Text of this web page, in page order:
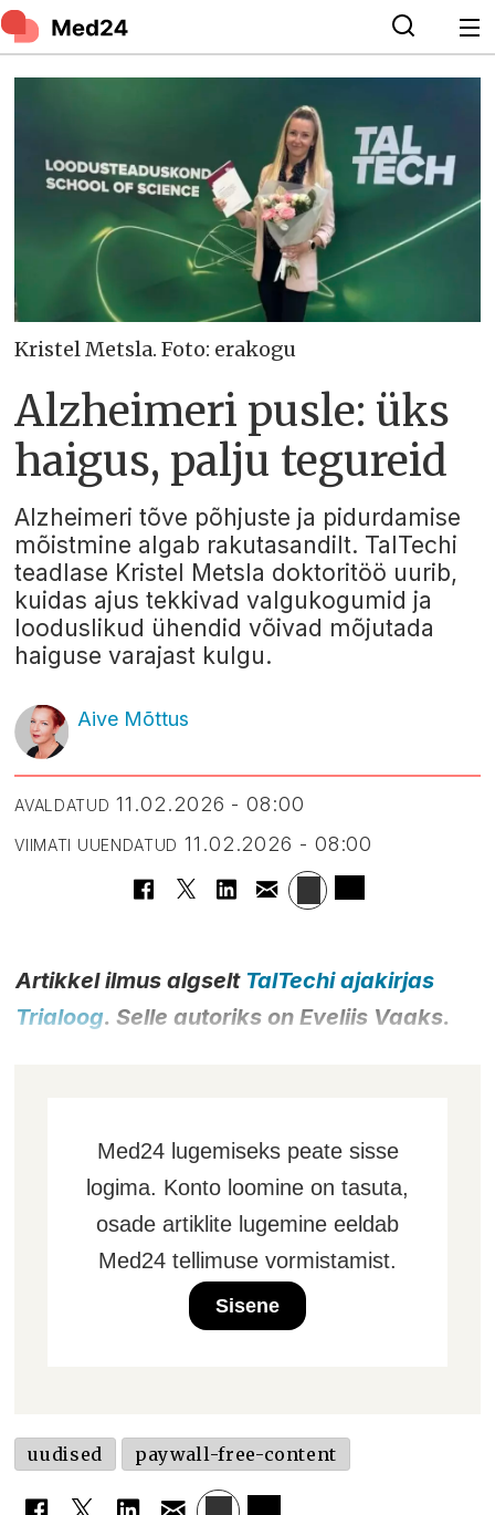
Kristel Metsla. Foto: erakogu
Alzheimeri pusle: üks
haigus, palju tegureid
Alzheimeri tõve põhjuste ja pidurdamise
mõistmine algab rakutasandilt. TalTechi
teadlase Kristel Metsla doktoritöö uurib,
kuidas ajus tekkivad valgukogumid ja
looduslikud ühendid võivad mõjutada
haiguse varajast kulgu.
Aive Mõttus
AVALDATUD 11.02.2026 - 08:00
VIIMATI UUENDATUD 11.02.2026 - 08:00
Artikkel ilmus algselt TalTechi ajakirjas
Trialoog. Selle autoriks on Eveliis Vaaks.
Med24 lugemiseks peate sisse
logima. Konto loomine on tasuta,
osade artiklite lugemine eeldab
Med24 tellimuse vormistamist.
Sisene
uudised paywall-free-content